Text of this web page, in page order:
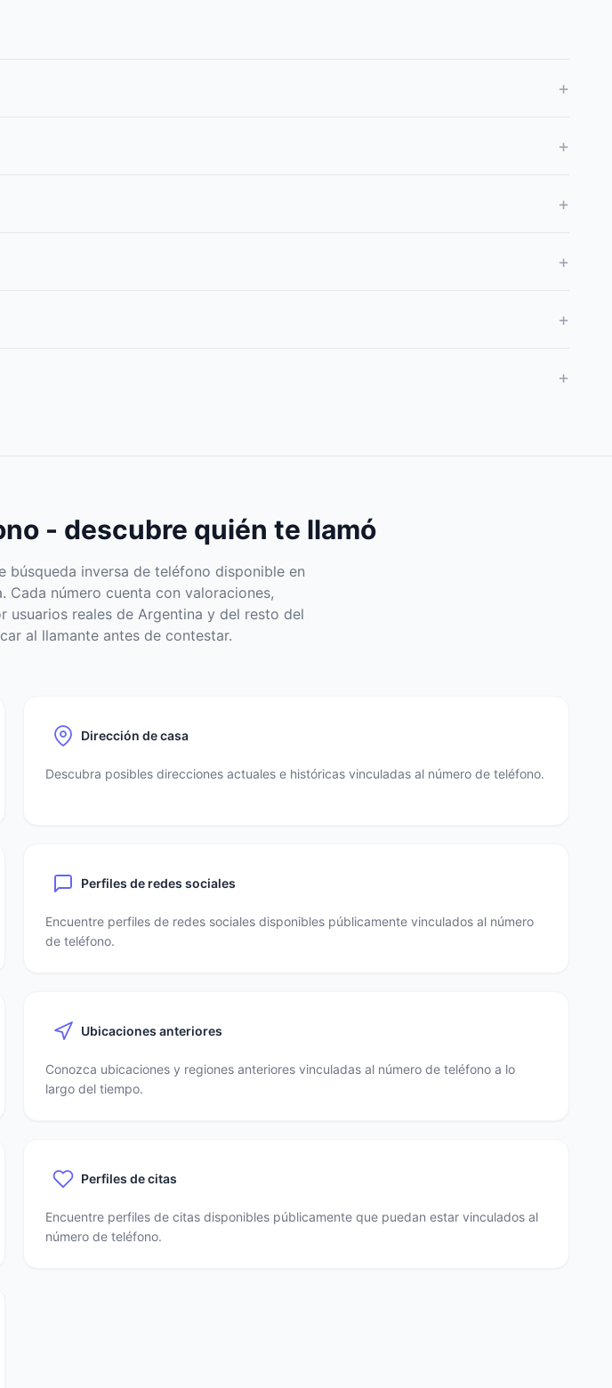
+
+
+
+
+
+
- descubre quién te llamó
inversa de teléfono disponible en
Cada número cuenta con valoraciones,
reales de Argentina y del resto del
al llamante antes de contestar.
Dirección de casa
Descubra posibles direcciones actuales e históricas vinculadas al número de teléfono.
Perfiles de redes sociales
Encuentre perfiles de redes sociales disponibles públicamente vinculados al número
de teléfono.
Ubicaciones anteriores
Conozca ubicaciones y regiones anteriores vinculadas al número de teléfono a lo
largo del tiempo.
Perfiles de citas
Encuentre perfiles de citas disponibles públicamente que puedan estar vinculados al
número de teléfono.